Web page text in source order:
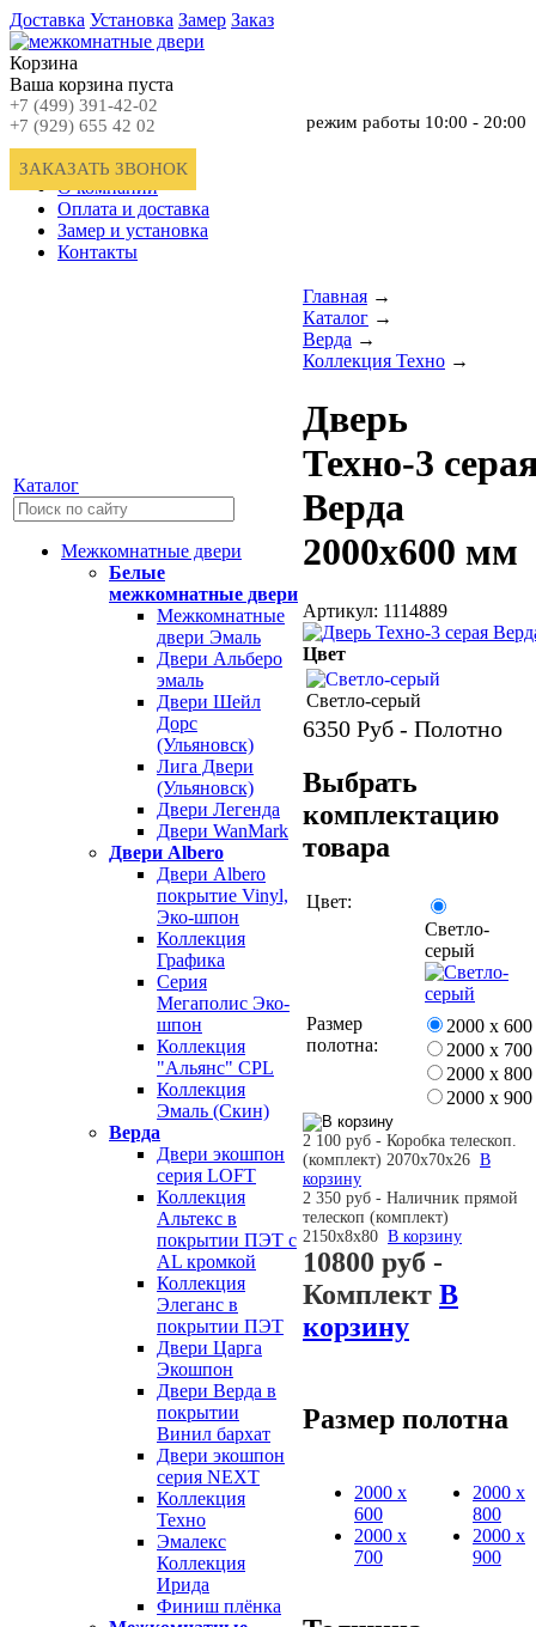
Доставка Установка Замер Заказ
Корзина
Ваша корзина пуста
+7 (499) 391-42-02
+7 (929) 655 42 02
ЗАКАЗАТЬ ЗВОНОК
режим работы 10:00 - 20:00
Главная
О компании
Оплата и доставка
Замер и установка
Контакты
Каталог
Межкомнатные двери
Белые
межкомнатные двери
Межкомнатные
двери Эмаль
Двери Альберо
эмаль
Двери Шейл
Дорс
(Ульяновск)
Лига Двери
(Ульяновск)
Двери Легенда
Двери WanMark
Двери Albero
Двери Albero
покрытие Vinyl,
Эко-шпон
Коллекция
Графика
Серия
Мегаполис Эко-
шпон
Коллекция
"Альянс" CPL
Коллекция
Эмаль (Скин)
Верда
Двери экошпон
серия LOFT
Коллекция
Альтекс в
покрытии ПЭТ с
AL кромкой
Коллекция
Элеганс в
покрытии ПЭТ
Двери Царга
Экошпон
Двери Верда в
покрытии
Винил бархат
Двери экошпон
серия NEXT
Коллекция
Техно
Эмалекс
Коллекция
Ирида
Финиш плёнка
Главная →
Каталог →
Верда →
Коллекция Техно →
Дверь
Техно-3
Верда
2000х600 мм
Артикул: 1114889
Цвет
Светло-серый
6350 Руб - Полотно
Выбрать
комплектацию
товара
Цвет:
Светло-
серый
Размер
полотна:
2000 х 600
2000 х 700
2000 х 800
2000 х 900
2 100 руб - Коробка телескоп.
(комплект) 2070х70х26 В
корзину
2 350 руб - Наличник прямой
телескоп (комплект)
2150х8х80 В корзину
10800 руб -
Комплект В
корзину
Размер полотна
2000 х
600
2000 х
700
2000 х
800
2000 х
900